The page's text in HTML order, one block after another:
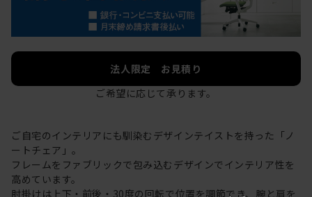
法人限定 お見積り
ご希望に応じて承ります。
ご自宅のインテリアにも馴染むデザインテイストを持った「ノ
ートチェア」。
フレームをファブリックで包み込むデザインでインテリア性を
高めています。
肘掛けは上下・前後・30度の回転で位置を調節でき、腕と肩を